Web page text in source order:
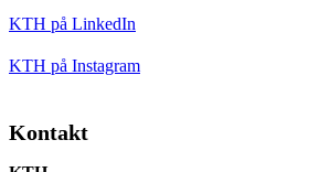
KTH på LinkedIn
KTH på Instagram
Kontakt